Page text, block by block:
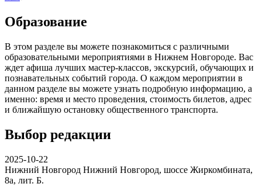
Образование
В этом разделе вы можете познакомиться с различными
образовательными мероприятиями в Нижнем Новгороде. Вас
ждет афиша лучших мастер-классов, экскурсий, обучающих и
познавательных событий города. О каждом мероприятии в
данном разделе вы можете узнать подробную информацию, а
именно: время и место проведения, стоимость билетов, адрес
и ближайшую остановку общественного транспорта.
Выбор редакции
2025-10-22
Нижний Новгород Нижний Новгород, шоссе Жиркомбината,
8а, лит. Б.